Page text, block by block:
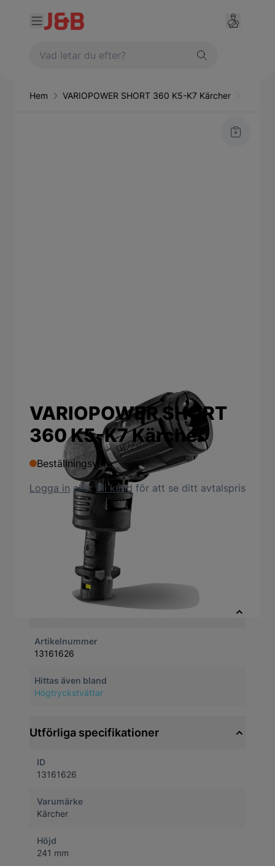
Hem VARIOPOWER SHORT 360 K5-K7 Kärcher
VARIOPOWER SHORT
360 K5-K7 Kärcher
Beställningsvara
Logga in eller bli kund för att se ditt avtalspris
Produktbeskrivning
Flexibelt Variopowerspolrör från Kärcher.
Justerbar led 360 grader och steglös
tryckreglering. Idealisk för att nå
svåråtkomliga ytor. Passar K2-K7
Artikelnummer
13161626
Hittas även bland
Högtryckstvättar
Utförliga specifikationer
ID
13161626
Varumärke
Kärcher
Höjd
241 mm